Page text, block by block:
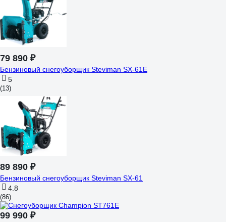
79 890 ₽
Бензиновый снегоуборщик Steviman SX-61E
5
(13)
89 890 ₽
Бензиновый снегоуборщик Steviman SX-61
4.8
(86)
99 990 ₽